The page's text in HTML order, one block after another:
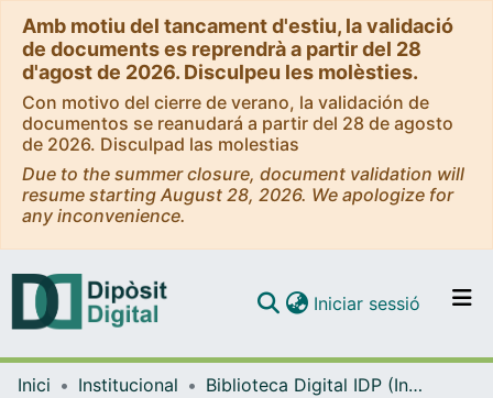
Amb motiu del tancament d'estiu, la validació
de documents es reprendrà a partir del 28
d'agost de 2026. Disculpeu les molèsties.
Con motivo del cierre de verano, la validación de
documentos se reanudará a partir del 28 de agosto
de 2026. Disculpad las molestias
Due to the summer closure, document validation will
resume starting August 28, 2026. We apologize for
any inconvenience.
Navega per tot el DD
Iniciar sessió (current)
Inici Institucional
Biblioteca Digital IDP (Institut de Desenvolupament Professional)